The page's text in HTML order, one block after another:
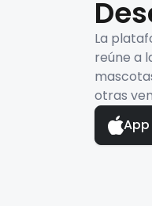
La
reúne a
otras